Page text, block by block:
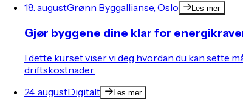
18. augustGrønn Byggallianse, Oslo Les mer
Gjør byggene dine klar for
I dette kurset viser vi deg hvordan du kan sette
driftskostnader.
24. augustDigitalt Les mer